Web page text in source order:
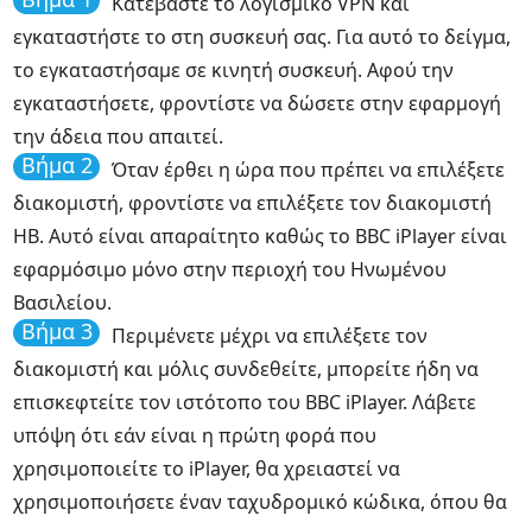
εγκαταστήστε το στη συσκευή σας. Για αυτό το δείγμα,
το εγκαταστήσαμε σε κινητή συσκευή. Αφού την
εγκαταστήσετε, φροντίστε να δώσετε στην εφαρμογή
την άδεια που απαιτεί.
Βήμα 2
Όταν έρθει η ώρα που πρέπει να επιλέξετε
διακομιστή, φροντίστε να επιλέξετε τον διακομιστή
ΗΒ. Αυτό είναι απαραίτητο καθώς το BBC iPlayer είναι
εφαρμόσιμο μόνο στην περιοχή του Ηνωμένου
Βασιλείου.
Βήμα 3
Περιμένετε μέχρι να επιλέξετε τον
διακομιστή και μόλις συνδεθείτε, μπορείτε ήδη να
επισκεφτείτε τον ιστότοπο του BBC iPlayer. Λάβετε
υπόψη ότι εάν είναι η πρώτη φορά που
χρησιμοποιείτε το iPlayer, θα χρειαστεί να
χρησιμοποιήσετε έναν ταχυδρομικό κώδικα, όπου θα